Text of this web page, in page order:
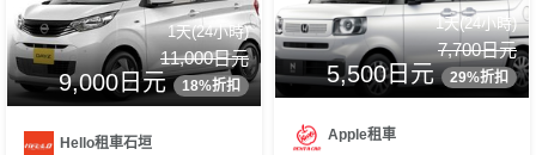
1天(24小時)
11,000日元
9,000日元 18%折扣
Hello租車石垣
1天(24小時)
7,700日元
5,500日元 29%折扣
Apple租車